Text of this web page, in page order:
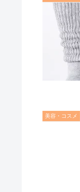
美容・コスメ